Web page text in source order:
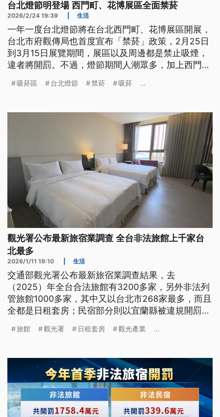
台北燈節明登場 西門町、花博展區全面禁菸
2026/2/24 19:39 生活
一年一度台北燈節將在台北西門町、花博展區開展，
台北市府觀傳局也首度宣布「禁菸」政策，2月25日
到3月15日展覽期間，展區以及周邊都是禁止吸煙，
違者將開罰。不過，燈節期間人潮眾多，加上西門商
行恐怕還是會有困難。
吸菸區 台北燈節 禁菸 吸菸 ...
觀光署公布最新旅宿業調查 全台非法旅館上千家台
北最多
2026/1/11 19:10 生活
交通部觀光署公布最新旅宿業調查結果，去
（2025）年全台合法旅館有3200多家，另外非法列
管旅館1000多家，其中又以台北市268家最多，而且
全都是日租套房；民宿部分則以宜蘭縣被違規開罰
旅館 觀光署 日租套房 觀光產業 ...